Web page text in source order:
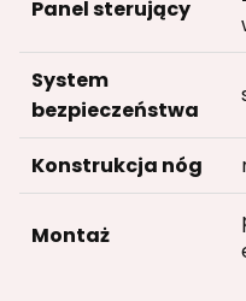
Panel sterujący
System
bezpieczeństwa
Konstrukcja nóg
Montaż